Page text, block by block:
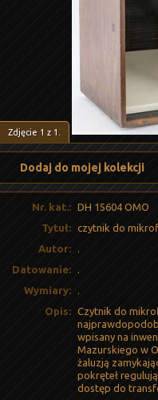
Zdjęcie 1 z 1
Dodaj do mojej kolekcji
Nr. kat.: DH 15604 OMO
Tytuł: czytnik do
Autor:
.
Datowanie:
.
Wymiary:
.
Opis: Czytnik do
wpisany na
Mazurskiego w
żaluzją
pokręteł
dostęp do